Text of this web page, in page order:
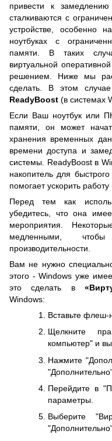
привести к
сталкиваются с
устройстве, особенно
ноутбуках с
памяти. В таких
виртуальной
решением. Ниже мы
сделать. В этом
ReadyBoost (в системах
Если Ваш ноутбук или
памяти, он может
хранения временных
времени доступа и
системы. ReadyBoost в
накопитель для
помогает ускорить
Перед тем как
убедитесь, что она
мероприятия.
медленными,
производительности.
Вам не нужно
этого - Windows уже
это сделать в
Windows:
Вставьте флеш-
Щелкните
компьютер" и
Нажмите
Перейдите в
параметры.
Выберите